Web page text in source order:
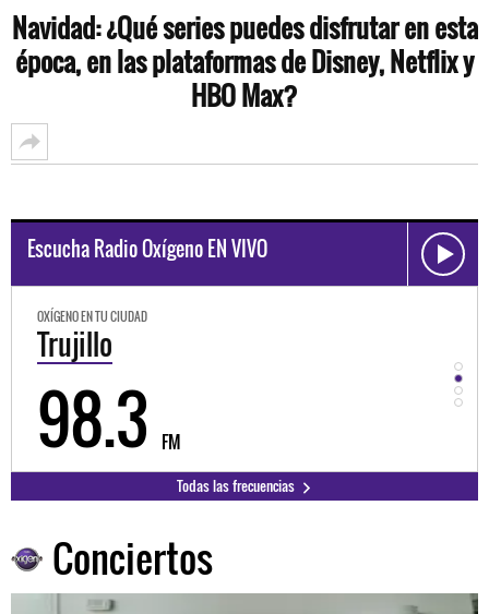
Navidad: ¿Qué series puedes disfrutar en esta
época, en las plataformas de Disney, Netflix y
HBO Max?
Escucha Radio Oxígeno EN VIVO
OXÍGENO EN TU CIUDAD
Trujillo
98.3 FM
Todas las frecuencias
Conciertos